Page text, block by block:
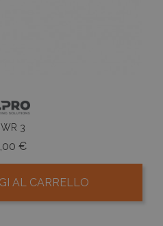
3
€Prezzo
AL CARRELLO